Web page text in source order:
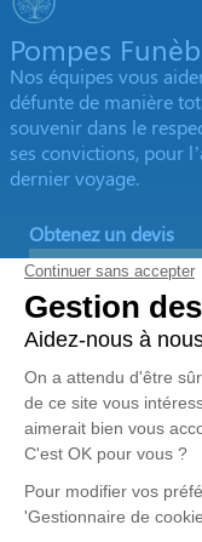
Pompes
Nos équipes vous
défunte de manière
souvenir dans le
ses convictions, pour
dernier voyage.
Obtenez un devis
Notre agence
Pompes Funèbres Allera
06 15 48 65 65